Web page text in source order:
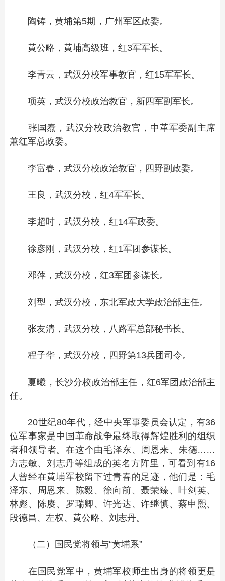
陶铸，黄埔第5期，广州军区政委。
黄公略，黄埔高级班，红3军军长。
李青云，武汉分校军事教官，红15军军长。
项英，武汉分校政治教官，新四军副军长。
张国焘，武汉分校政治教官，中革军委副主席
兼红军总政委。
李富春，武汉分校政治教官，四野副政委。
王良，武汉分校，红4军军长。
李超时，武汉分校，红14军政委。
徐彦刚，武汉分校，红1军团参谋长。
邓萍，武汉分校，红3军团参谋长。
刘型，武汉分校，东北军政大学政治部主任。
张友清，武汉分校，八路军总部秘书长。
程子华，武汉分校，四野第13兵团司令。
夏曦，长沙分校政治部主任，红6军团政治部主
任。
20世纪80年代，经中央军事委员会认定，有36
位军事家是中国革命战争最终取得辉煌胜利的组织
者和领导者。在这个由毛泽东、周恩来、朱德……
方志敏、刘志丹等组成的英名方阵里，可看到有16
人曾经在黄埔军校留下过青春的足迹，他们是：毛
泽东、周恩来、陈毅、徐向前、聂荣臻、叶剑英、
林彪、陈赓、罗瑞卿、许光达、许继慎、蔡申熙、
段德昌、左权、黄公略、刘志丹。
（二）国民党将领与“黄埔系”
在国民党军中，黄埔军校师生出身的将领更是